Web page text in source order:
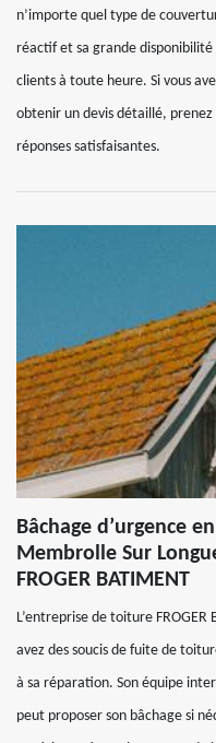
n’importe quel type de
réactif et sa grande
clients à toute heure. Si vous
obtenir un devis détaillé,
réponses satisfaisantes.
Bâchage d’urgence
Membrolle Sur
FROGER BATIMENT
L’entreprise de toiture FROGER
avez des soucis de fuite de
à sa réparation. Son équipe
peut proposer son bâchage si